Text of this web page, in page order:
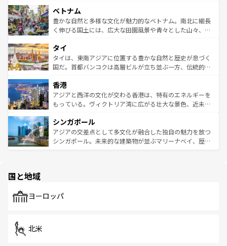
参照してほしい。
容にもいいと評判のスイーツなど、バラエティ豊かな料理
が味わえる。 なお、新着の台湾情報は コンテンツ一覧を参
照してほしい。
き、地方に足を延ばせば四季折々の自然美を楽しむことが
できる。そして、キムチや焼肉、絶品のストリートフード
まで、さまざまな韓国料理が待っている。夜には、韓国な
リティに包まれながら、韓国の多彩な魅力を心ゆくまで味
わってみてほしい。 なお、新着の韓国情報はコンテンツ一
覧を参照してほしい。
ベトナム
豊かな自然と多様な文化が魅力的なベトナム。南北に細長
く伸びる国土には、広大な田園風景や青々とした山々、世
急速な発展と共に伝統が息づく。ハノイの古い町並みやホ
ーチミン市のフランス統治時代の建物も、独特の雰囲気を
醸し出している。また、バラエティの豊かさとおいしさで
とつ。フォーやバインミー、ベトナムコーヒーなどは、ぜ
ひ現地で味わいたい。どの地域を訪れてもあたたかい人々
が旅行者を迎えてくれるので、きっと忘れられない旅にな
参照してほしい。
タイ
タイは、東南アジアに位置する豊かな自然と歴史が息づく
国だ。首都バンコクは高層ビルが立ち並ぶ一方、伝統的な
の活気が交差している。北部ではチェンマイなどの山岳地
帯で自然と触れ合い、南部ではプーケットやクラビの美し
いビーチでリゾート気分を楽しむことができる。タイ料理
激する。気候は一年中温暖で、どの季節にも異なる楽しみ
が待っている。親しみやすいタイの人々、仏教を中心とし
た文化、そして多様な観光資源が、訪れる旅人を魅了し続
香港
アジアと西洋の文化が交わる香港は、特有のエネルギーを
もっている。ヴィクトリア湾に広がる壮大な景色、近未来
み、どこを訪れても感動するはず。観光スポットが密集し
ており、効率よく見どころを回れるのも魅力。息をのむよ
うな絶景から文化的な体験まで、香港を存分に楽しみ尽く
シンガポール
アジアの交差点として多文化が融合した独自の魅力を放つ
シンガポール。未来的な建築物が並ぶマリーナベイ、歴史
で、ホーカーズは地元の風情を楽しめる外せないスポット
国と地域
ヨーロッパ
北米